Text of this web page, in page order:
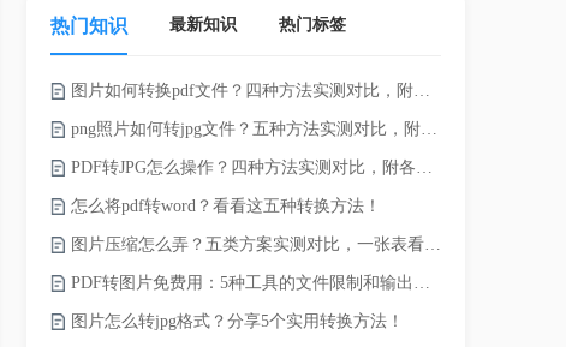
热门知识 最新知识 热门标签
图片如何转换pdf文件？四种方法实测对比，附各场景最优选！
png照片如何转jpg文件？五种方法实测对比，附各场景最优选!！
PDF转JPG怎么操作？四种方法实测对比，附各场景最优选！
怎么将pdf转word？看看这五种转换方法！
图片压缩怎么弄？五类方案实测对比，一张表看懂怎么选！
PDF转图片免费用：5种工具的文件限制和输出质量对比！
图片怎么转jpg格式？分享5个实用转换方法！